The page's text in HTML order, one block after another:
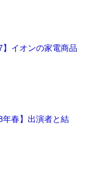
】イオンの家電商品
年春】出演者と結